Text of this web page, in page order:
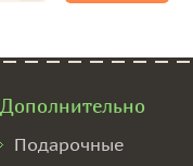
Дополнительно
Подарочные